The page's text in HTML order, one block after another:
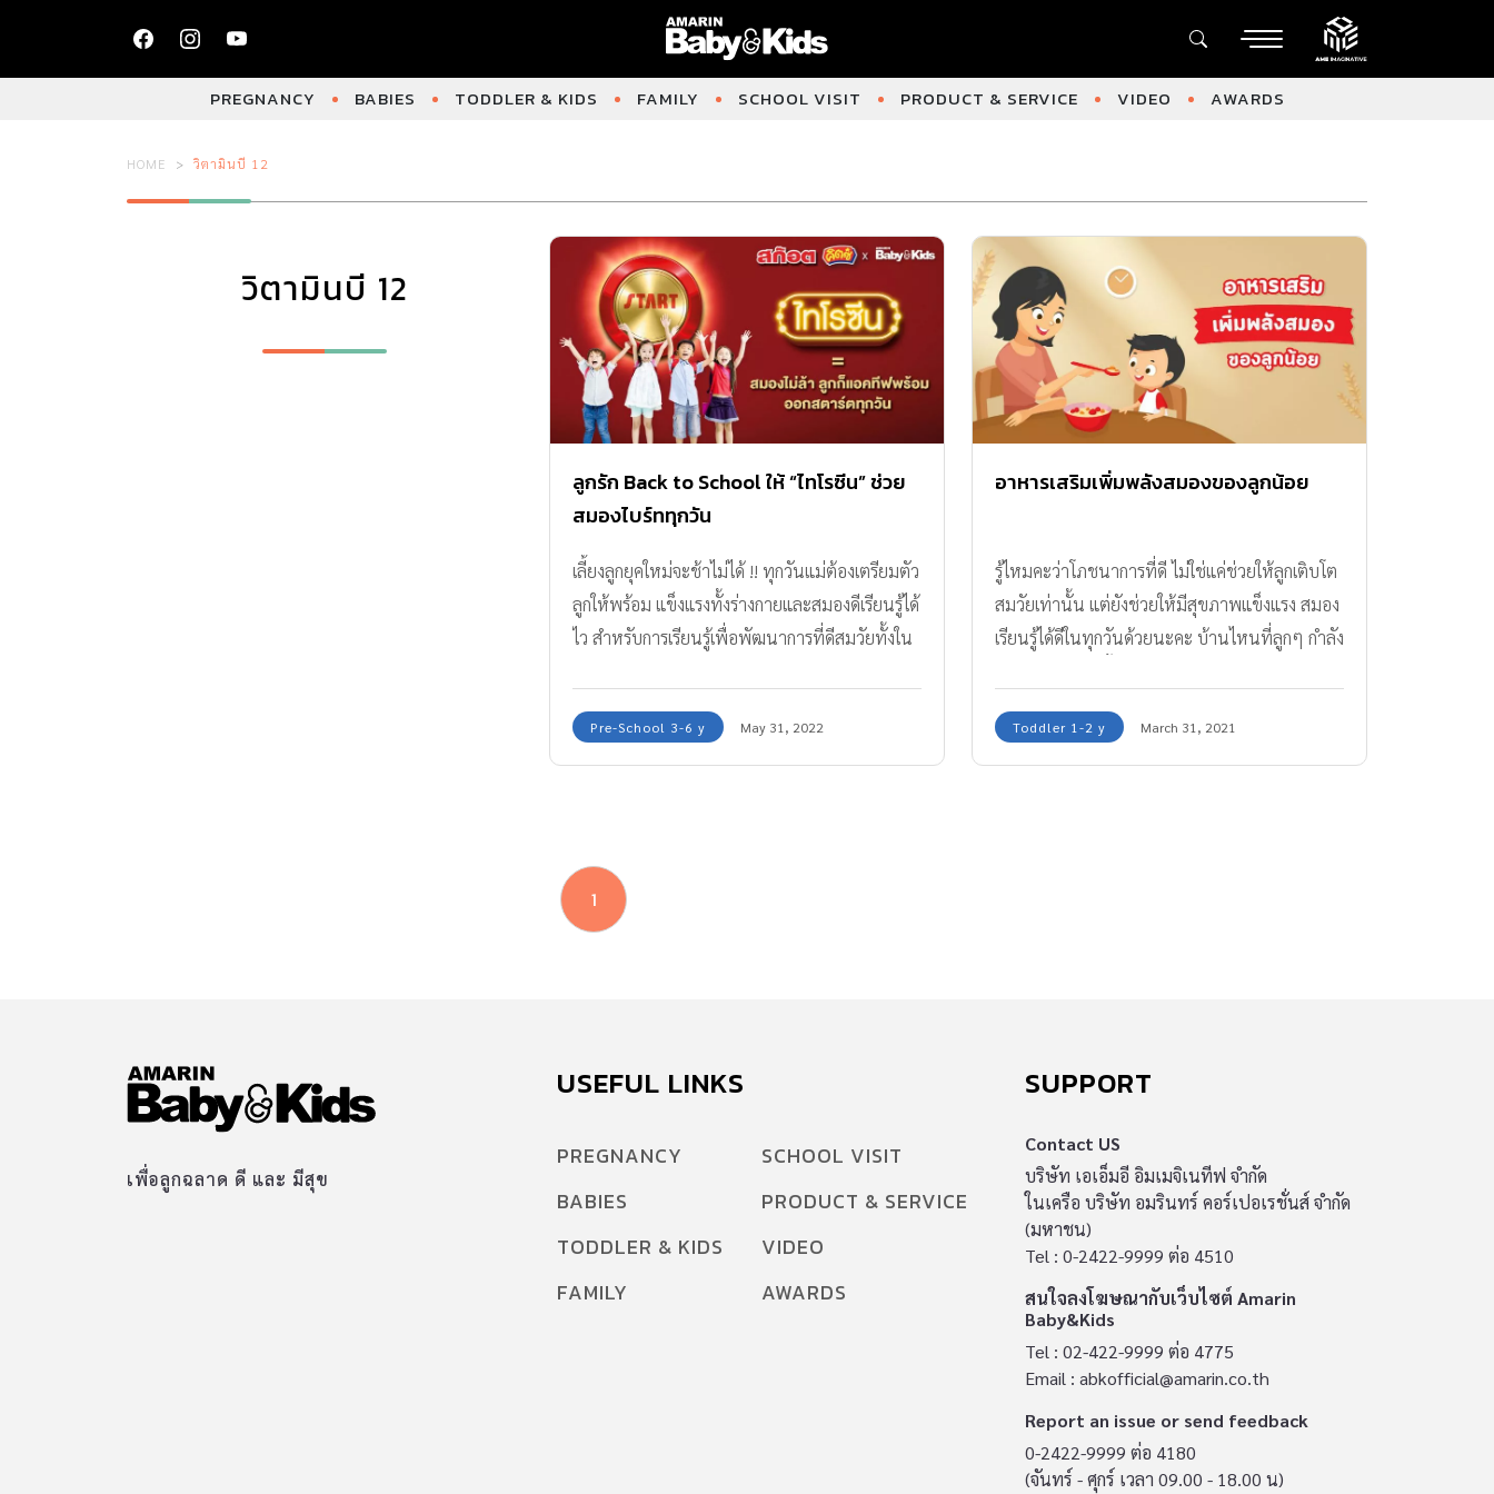
PREGNANCY BABIES TODDLER & KIDS FAMILY SCHOOL VISIT PRODUCT & SERVICE VIDEO AWARDS
HOME วิตามินบี 12
วิตามินบี 12
ลูกรัก Back to School ให้ “ไทโรซีน” ช่วย
สมองไบร์ททุกวัน
เลี้ยงลูกยุคใหม่จะช้าไม่ได้ !! ทุกวันแม่ต้องเตรียมตัว
ลูกให้พร้อม แข็งแรงทั้งร่างกายและสมองดีเรียนรู้ได้
ไว สำหรับการเรียนรู้เพื่อพัฒนาการที่ดีสมวัยทั้งใน
ตออกไปเรียน ไปทำกิจกรรมสนุกนอกบ้านได้อย่าง
สดใส มาแนะนำให้ค่ะ นี่เลย “สก๊อตคิตซ์ซุปไก่
Pre-School 3-6 y May 31, 2022
อาหารเสริมเพิ่มพลังสมองของลูกน้อย
รู้ไหมคะว่าโภชนาการที่ดี ไม่ใช่แค่ช่วยให้ลูกเติบโต
สมวัยเท่านั้น แต่ยังช่วยให้มีสุขภาพแข็งแรง สมอง
เรียนรู้ได้ดีในทุกวันด้วยนะคะ บ้านไหนที่ลูกๆ กำลัง
ฝากกันค่ะสนับสนุนโดย เนสท์เล่ซีรีแล็ค จูเนียร์
Toddler 1-2 y March 31, 2021
1
เพื่อลูกฉลาด ดี และ มีสุข
USEFUL LINKS
PREGNANCY
BABIES
TODDLER & KIDS
FAMILY
SCHOOL VISIT
PRODUCT & SERVICE
VIDEO
AWARDS
SUPPORT
Contact US
บริษัท เอเอ็มอี อิมเมจิเนทีฟ จำกัด
ในเครือ บริษัท อมรินทร์ คอร์เปอเรชั่นส์ จำกัด
(มหาชน)
Tel : 0-2422-9999 ต่อ 4510
สนใจลงโฆษณากับเว็บไซต์ Amarin
Baby&Kids
Tel : 02-422-9999 ต่อ 4775
Email : abkofficial@amarin.co.th
Report an issue or send feedback
0-2422-9999 ต่อ 4180
(จันทร์ - ศุกร์ เวลา 09.00 - 18.00 น)